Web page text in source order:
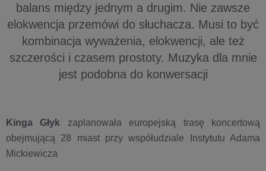
balans między jednym a drugim. Nie zawsze
elokwencja przemówi do słuchacza. Musi to być
kombinacja wyważenia, elokwencji, ale też
szczerości i czasem prostoty. Muzyka dla mnie
jest podobna do konwersacji
Kinga Głyk zaplanowała europejską trasę koncertową
obejmującą 28 miast przy współudziale Instytutu Adama
Mickiewicza